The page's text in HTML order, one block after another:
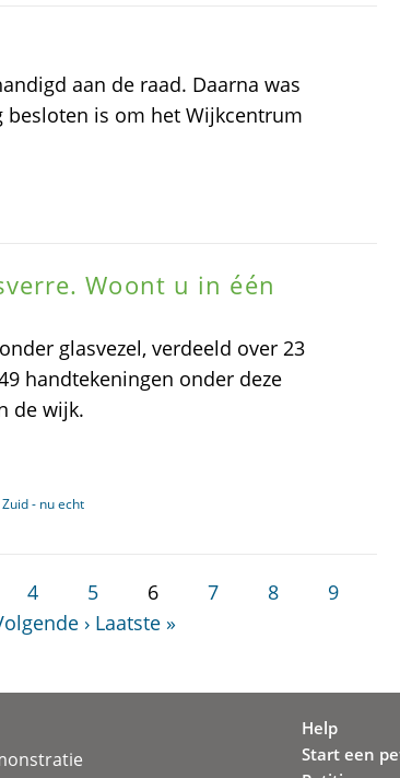
aan de raad. Daarna was
besloten is om het Wijkcentrum
Woont u in één
glasvezel, verdeeld over 23
handtekeningen onder deze
de wijk.
- nu echt
4 5 6 7 8
9
› Laatste »
Help
Start een